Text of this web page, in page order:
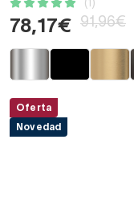
(1)
78,17€ 91,96€
Oferta
Novedad